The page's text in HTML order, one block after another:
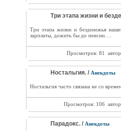
Три этапа жизни и
Три этапа жизни и безденежья
зарплаты, дожить бы до пенсии….
Просмотров: 81
Ностальгия. / Анекдоты
Ностальгия часто связана не со
Просмотров: 106
Парадокс. / Анекдоты